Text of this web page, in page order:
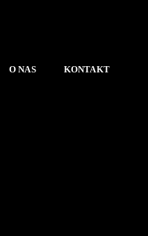
O NAS KONTAKT